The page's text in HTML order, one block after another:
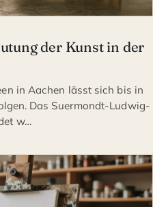
der Kunst in der
in Aachen lässt sich bis in
Das Suermondt-Ludwig-
w…